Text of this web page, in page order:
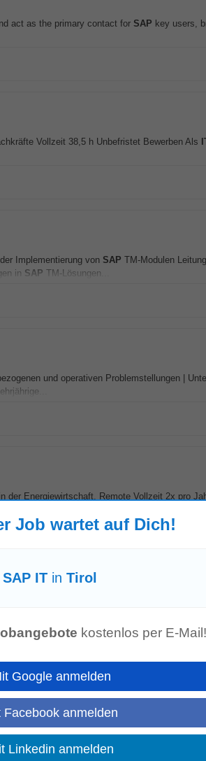
act as the primary contact for SAP key users,
Vollzeit 38,5 h Unbefristet Bewerben Als
Implementierung von SAP TM-Modulen
in SAP TM-Lösungen...
und operativen Problemstellungen |
der Energiewirtschaft. Remote Vollzeit 2x pro
Schrift (weitere Fremdsprachen von Vorteil) •
aktiv an der Einführung und Weiterentwicklung
Job wartet auf Dich!
SAP ITin Tirol
kostenlos per E-Mail!
Google anmelden
Facebook anmelden
Linkedin anmelden